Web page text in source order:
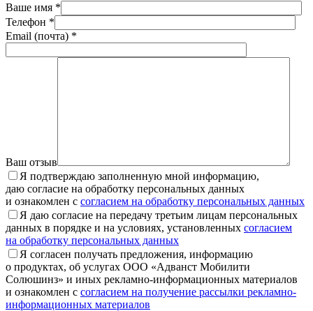
Ваше имя *
Телефон *
Email (почта) *
Ваш отзыв
Я подтверждаю заполненную мной информацию,
даю согласие на обработку персональных данных
и ознакомлен с согласием на обработку персональных данных
Я даю согласие на передачу третьим лицам персональных
данных в порядке и на условиях, установленных согласием
на обработку персональных данных
Я согласен получать предложения, информацию
о продуктах, об услугах ООО «Адванст Мобилити
Солюшинз» и иных рекламно-информационных материалов
и ознакомлен с согласием на получение рассылки рекламно-
информационных материалов